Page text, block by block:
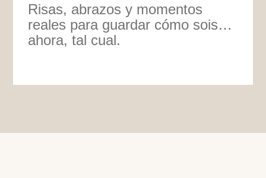
Risas, abrazos y momentos
reales para guardar cómo sois…
ahora, tal cual.